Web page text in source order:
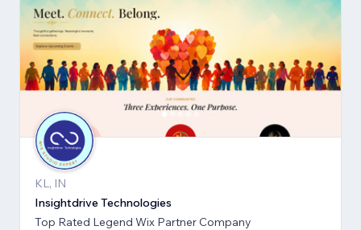
KL, IN
Insightdrive Technologies
Top Rated Legend Wix Partner Company